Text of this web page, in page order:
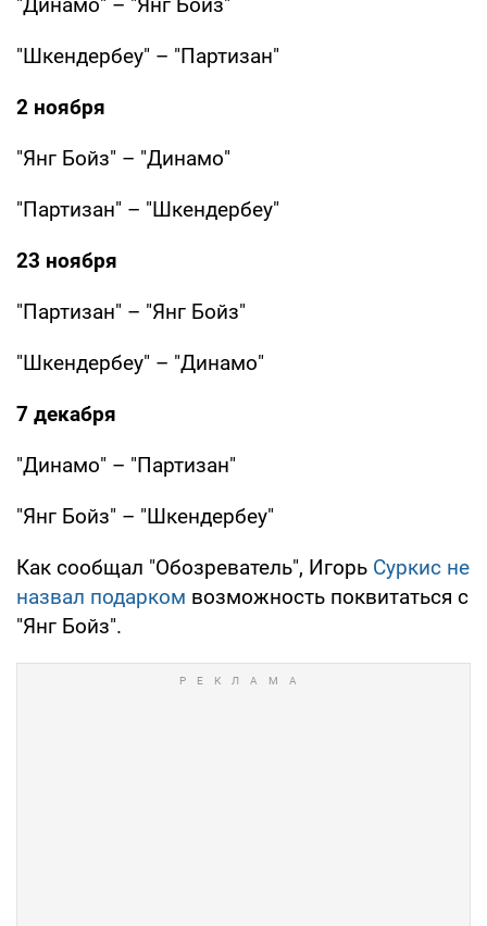
"Шкендербеу" – "Партизан"
2 ноября
"Янг Бойз" – "Динамо"
"Партизан" – "Шкендербеу"
23 ноября
"Партизан" – "Янг Бойз"
"Шкендербеу" – "Динамо"
7 декабря
"Динамо" – "Партизан"
"Янг Бойз" – "Шкендербеу"
Как сообщал "Обозреватель", Игорь Суркис не
назвал подарком возможность поквитаться с
"Янг Бойз".